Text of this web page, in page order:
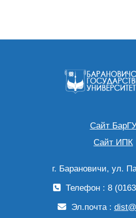
Сайт
Сайт ИПК
г. Барановичи, ул.
Телефон : 8
Эл.почта :